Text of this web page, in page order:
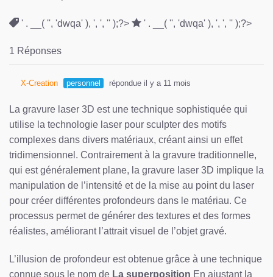
' . __( '', 'dwqa' ), ', ', '' );?> ' . __( '', 'dwqa' ), ', ', '' );?>
1 Réponses
X-Creation personnel répondue il y a 11 mois
La gravure laser 3D est une technique sophistiquée qui
utilise la technologie laser pour sculpter des motifs
complexes dans divers matériaux, créant ainsi un effet
tridimensionnel. Contrairement à la gravure traditionnelle,
qui est généralement plane, la gravure laser 3D implique la
manipulation de l’intensité et de la mise au point du laser
pour créer différentes profondeurs dans le matériau. Ce
processus permet de générer des textures et des formes
réalistes, améliorant l’attrait visuel de l’objet gravé.
L’illusion de profondeur est obtenue grâce à une technique
connue sous le nom de La superposition En ajustant la